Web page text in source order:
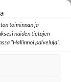
toiminnan ja
näiden tietojen
”Hallinnoi palveluja”.